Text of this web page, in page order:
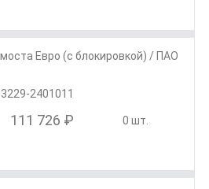
Евро (с блокировкой) / ПАО
2401011
111 726 ₽ 0 шт.